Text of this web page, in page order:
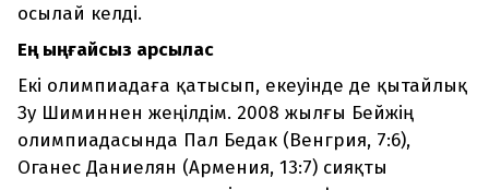
осылай келді.
Ең ыңғайсыз қарсылас
Екі олимпиадаға қатысып, екеуінде де қытайлық
Зу Шиминнен жеңілдім. 2008 жылғы Бейжің
олимпиадасында Пал Бедак (Венгрия, 7:6),
Оганес Даниелян (Армения, 13:7) сияқты